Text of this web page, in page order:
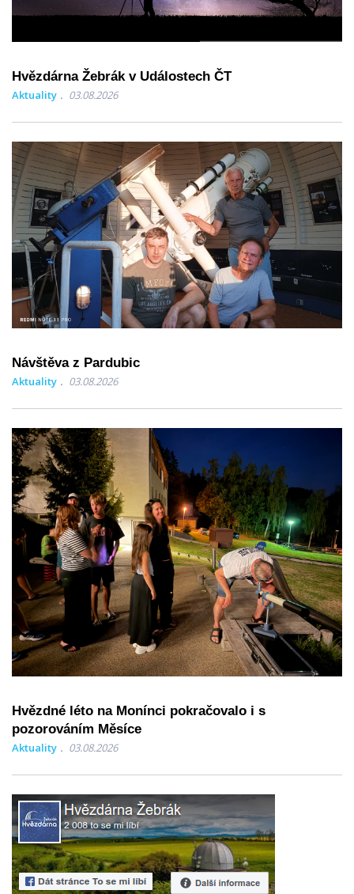
Hvězdárna Žebrák v Událostech ČT
Aktuality 03.08.2026
Návštěva z Pardubic
Aktuality 03.08.2026
Hvězdné léto na Monínci pokračovalo i s
pozorováním Měsíce
Aktuality 03.08.2026